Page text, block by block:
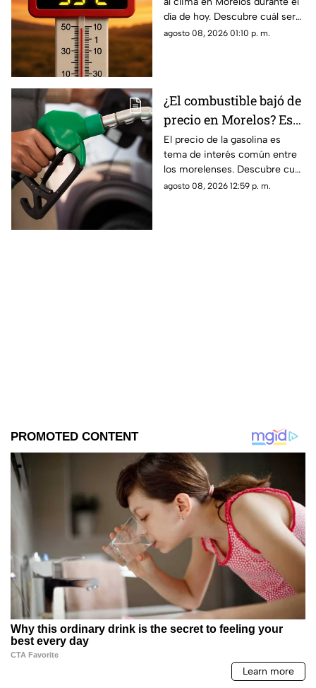
HOY
día de hoy. Descubre cuál será
la temperatura máxima hoy
agosto 08, 2026 01:10 p. m.
¿El combustible bajó de
precio en Morelos? Esto
cuesta llenar tu tanque
de gasolina HOY
El precio de la gasolina es
tema de interés común entre
los morelenses. Descubre cuál
su precio en Morelos durante
agosto 08, 2026 12:59 p. m.